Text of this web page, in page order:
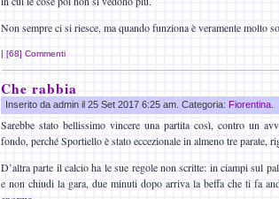
Non sempre ci si riesce, ma quando funziona è veramente molto
| [68] Commenti
Che rabbia
Inserito da admin il 25 Set 2017 6:25 am. Categoria: Fiorentina
Sarebbe stato bellissimo vincere una partita così, contro un
fondo, perché Sportiello è stato eccezionale in almeno tre parate,
D’altra parte il calcio ha le sue regole non scritte: in ciampi sul
e non chiudi la gara, due minuti dopo arriva la beffa che ti fa